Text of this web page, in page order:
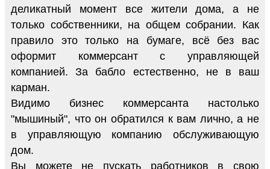
деликатный момент все жители дома, а не
только собственники, на общем собрании. Как
правило это только на бумаге, всё без вас
оформит коммерсант с управляющей
компанией. За бабло естественно, не в ваш
карман.
Видимо бизнес коммерсанта настолько
"мышиный", что он обратился к вам лично, а не
в управляющую компанию обслуживающую
дом.
Вы можете не пускать работников в свою